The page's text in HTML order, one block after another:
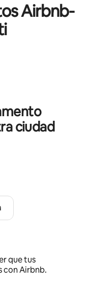
Airbnb-
ciudad
que tus
con Airbnb.